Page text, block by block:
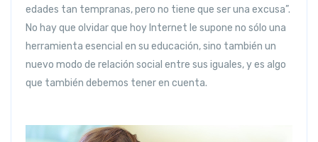
edades tan tempranas, pero no tiene que ser una excusa”.
No hay que olvidar que hoy Internet le supone no sólo una
herramienta esencial en su educación, sino también un
nuevo modo de relación social entre sus iguales, y es algo
que también debemos tener en cuenta.